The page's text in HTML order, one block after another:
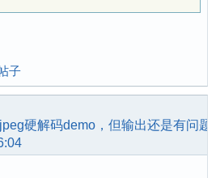
子
硬解码demo，但输出还是有问题